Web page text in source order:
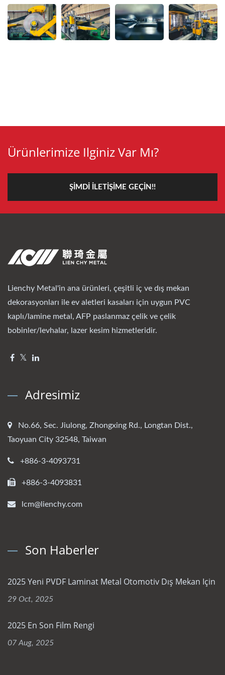
Ürünlerimize Ilginiz Var Mı?
ŞIMDI İLETIŞIME GEÇIN!!
Lienchy Metal'in ana ürünleri, çeşitli iç ve dış mekan
dekorasyonları ile ev aletleri kasaları için uygun PVC
kaplı/lamine metal, AFP paslanmaz çelik ve çelik
bobinler/levhalar, lazer kesim hizmetleridir.
Adresimiz
No.66, Sec. Jiulong, Zhongxing Rd., Longtan Dist.,
Taoyuan City 32548, Taiwan
+886-3-4093731
+886-3-4093831
lcm@lienchy.com
Son Haberler
2025 Yeni PVDF Laminat Metal Otomotiv Dış Mekan Için
29 Oct, 2025
2025 En Son Film Rengi
07 Aug, 2025